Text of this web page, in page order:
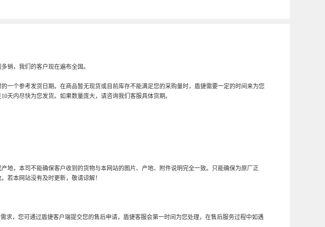
销，我们的客户现在遍布全国。
一个参考发货日期。在商品暂无现货或目前库存不能满足您的采购量时，盾捷需要一定的时间来为您
天内尽快为您发货。如果数量庞大，请咨询我们客服具体货期。
地，本司不能确保客户收到的货物与本网站的图片、产地、附件说明完全一致。只能确保为原厂正
若本网站没有及时更新，敬请谅解！
求，您可通过盾捷客户端提交您的售后申请，盾捷客服会第一时间为您处理，在售后服务过程中如遇